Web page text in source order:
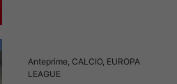
Anteprime CALCIO, EUROPA
LEAGUE